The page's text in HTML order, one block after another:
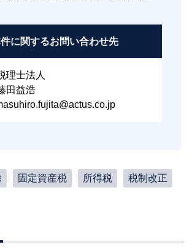
に関するお問い合わせ先
理士法人
田益浩
固定資産税 所得税 税制改正